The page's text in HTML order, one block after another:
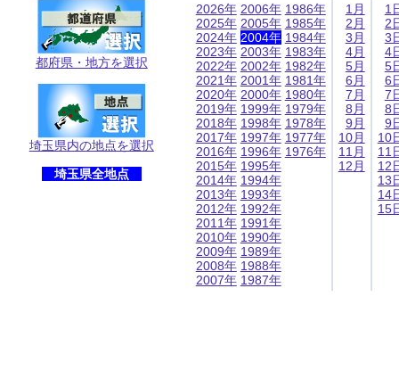
都府県・地方を選択
埼玉県内の地点を選択
埼玉県全地点
2026年
2025年
2024年
2023年
2022年
2021年
2020年
2019年
2018年
2017年
2016年
2015年
2014年
2013年
2012年
2011年
2010年
2009年
2008年
2007年
2006年
2005年
2004年
2003年
2002年
2001年
2000年
1999年
1998年
1997年
1996年
1995年
1994年
1993年
1992年
1991年
1990年
1989年
1988年
1987年
1986年
1985年
1984年
1983年
1982年
1981年
1980年
1979年
1978年
1977年
1976年
1月
2月
3月
4月
5月
6月
7月
8月
9月
10月
11月
12月
1
2
3
4
5
6
7
8
9
10
11
12
13
14
15